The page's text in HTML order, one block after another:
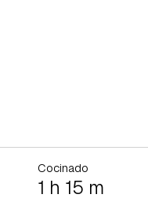
Cocinado
1 h 15 m